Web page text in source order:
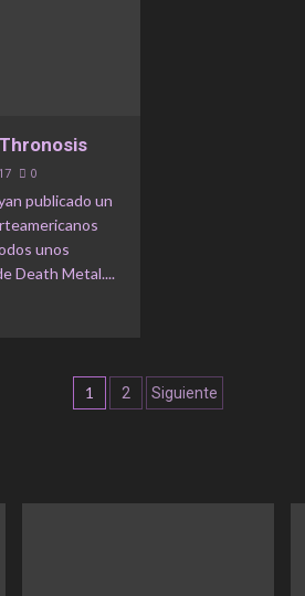
0
publicado un
unos
Death Metal....
Navegación
1 2 Siguiente